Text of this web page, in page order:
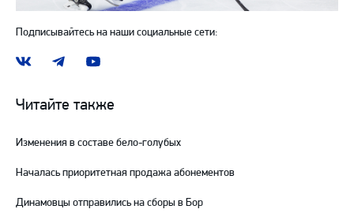
Подписывайтесь на наши социальные сети:
Наша
ВКонтакте
Наш
в
Telegram
Наш
YouTube
Читайте также
Изменения в составе бело-голубых
Началась приоритетная продажа абонементов
Динамовцы отправились на сборы в Бор